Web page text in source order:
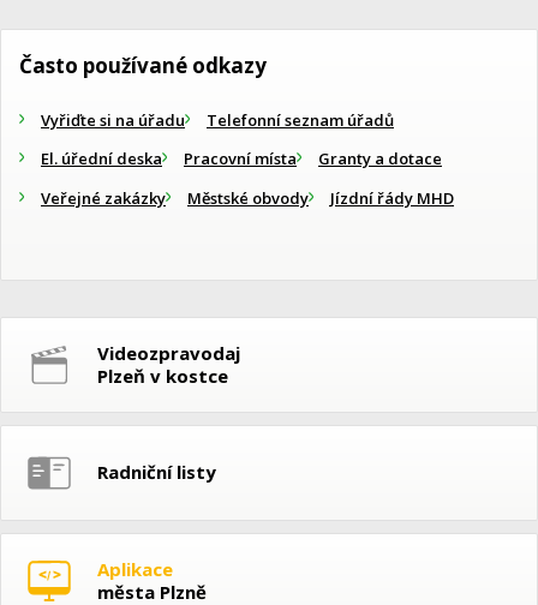
Často používané odkazy
Vyřiďte si na úřadu
Telefonní seznam úřadů
El. úřední deska
Pracovní místa
Granty a dotace
Veřejné zakázky
Městské obvody Jízdní řády MHD
Videozpravodaj
Plzeň v kostce
Radniční listy
Aplikace
města Plzně